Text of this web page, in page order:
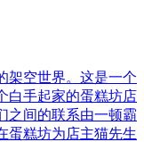
架空世界。这是一个
白手起家的蛋糕坊店
之间的联系由一顿霸
糕坊为店主猫先生